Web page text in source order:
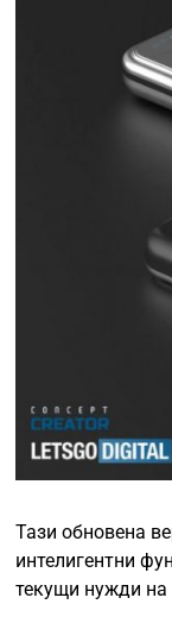
Тази обновена
интелигентни
текущи нужди на